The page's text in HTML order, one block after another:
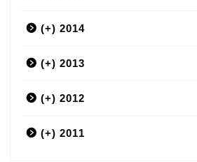
5月
4月
3月
2月
9月
8月
7月
6月
10月
9月
8月
7月
11月
10月
9月
8月
12月
11月
10月
9月
(+) 2014
12月
11月
10月
(+) 2013
12月
11月
(+) 2012
12月
(+) 2011